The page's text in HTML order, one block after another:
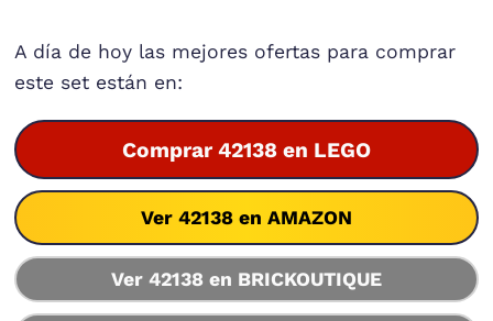
A día de hoy las mejores ofertas para comprar
este set están en:
Comprar 42138 en LEGO
Ver 42138 en AMAZON
Ver 42138 en BRICKOUTIQUE